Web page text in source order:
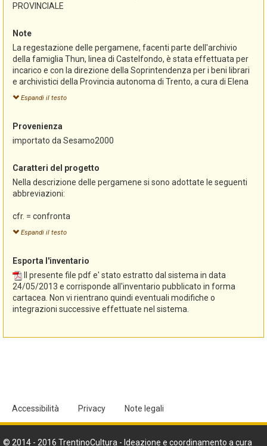
PROVINCIALE
Note
La regestazione delle pergamene, facenti parte dell'archivio
della famiglia Thun, linea di Castelfondo, è stata effettuata per
incarico e con la direzione della Soprintendenza per i beni librari
e archivistici della Provincia autonoma di Trento, a cura di Elena
Valenti e ultimata il 21 novembre 2006.
L'inventario, redatto originariamente con il programma
"Sesamo 2000" e pubblicato in questo formato nella sezione
riservata agli archivi del portale Trentinocultura
del Trentino è stata curata dalla Soprintendenza per i beni librari
e archivistici, con la collaborazione di Elena Valenti, nel corso del
2007, con l'obiettivo di garantire un livello minimo di coerenza
"Sistema informativo degli archivi storici del Trentino. Manuale
per gli operatori", Trento, 2006.
Espandi il testo
Provenienza
importato da Sesamo2000
Caratteri del progetto
Nella descrizione delle pergamene si sono adottate le seguenti
abbreviazioni:
cfr. = confronta
mm. = millimetri
p., pp. = pagina, pagine
segg. = seguenti
tit. = titolo
v. = vedi
vol. = volume
SP = Sigillum pendens (sigillo pendente)
SN = Signum notarii
Espandi il testo
Esporta l'inventario
Il presente file pdf e' stato estratto dal sistema in data
24/05/2013 e corrisponde all'inventario pubblicato in forma
cartacea. Non vi rientrano quindi eventuali modifiche o
integrazioni successive effettuate nel sistema.
Accessibilità Privacy Note legali
© 2014 - 2016 TrentinoCultura - Ideazione e coordinamento a cura